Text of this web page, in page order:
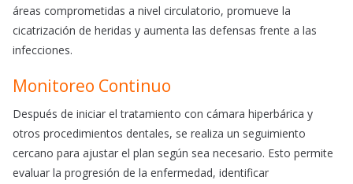
áreas comprometidas a nivel circulatorio, promueve la
cicatrización de heridas y aumenta las defensas frente a las
infecciones.
Monitoreo Continuo
Después de iniciar el tratamiento con cámara hiperbárica y
otros procedimientos dentales, se realiza un seguimiento
cercano para ajustar el plan según sea necesario. Esto permite
evaluar la progresión de la enfermedad, identificar